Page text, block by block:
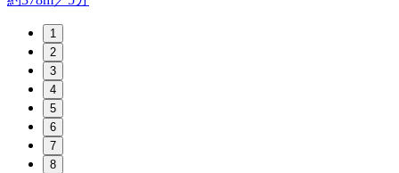
1
2
3
4
5
6
7
8